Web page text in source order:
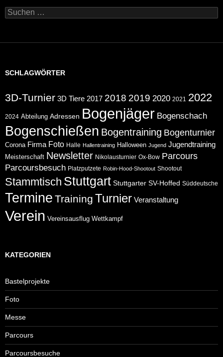
Suchen
nach:
SCHLAGWÖRTER
3D-Turnier 3D Tiere 2017 2018 2019 2020 2021 2022
2024 Abteilung Adressen Bogenjäger Bogenschach
Bogenschießen Bogentraining Bogenturnier
Corona Firma Foto Halle Hallentraining Halloween Jugend Jugendtraining
Meisterschaft Newsletter Nikolausturnier Ox-Bow Parcours
Parcoursbesuch Platzputzete Robin-Hood-Shootout Shootout
Stammtisch Stuttgart Stuttgarter SV-Hoffed Süddeutsche
Termine Training Turnier Veranstaltung
Verein Vereinsausflug Wettkampf
KATEGORIEN
Bastelprojekte
Foto
Messe
Parcours
Parcoursbesuche